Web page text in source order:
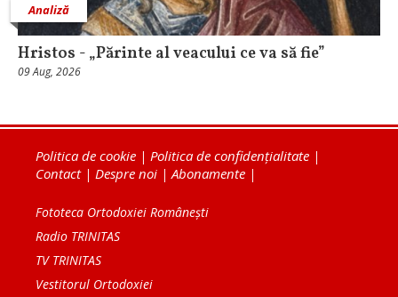
Analiză
Hristos - „Părinte al veacului ce va să fie”
09 Aug, 2026
Politica de cookie | Politica de confidențialitate |
Contact| Despre noi | Abonamente |
Fototeca Ortodoxiei Românești
Radio TRINITAS
TV TRINITAS
Vestitorul Ortodoxiei